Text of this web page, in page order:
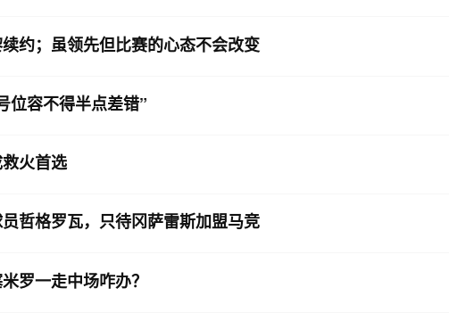
约；虽领先但比赛的心态不会改变
位容不得半点差错”
火首选
哲格罗瓦，只待冈萨雷斯加盟马竞
罗一走中场咋办？